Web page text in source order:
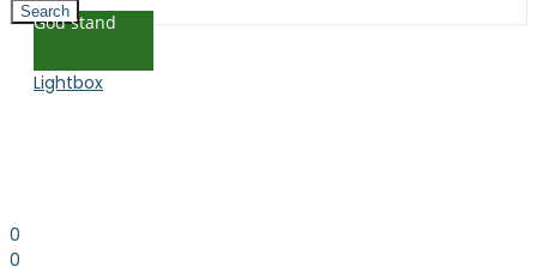
0
0
Search
God stand
Lightbox